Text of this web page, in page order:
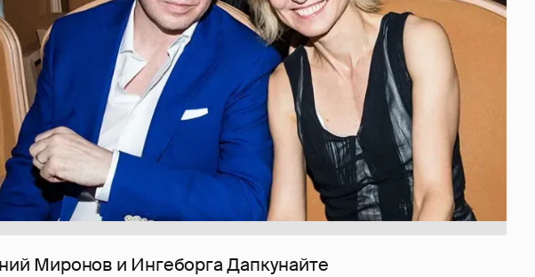
Миронов и Ингеборга Дапкунайте